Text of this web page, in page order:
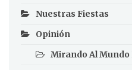
Nuestras Fiestas
Opinión
Mirando Al Mundo